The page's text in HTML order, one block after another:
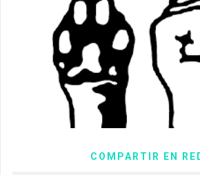
COMPARTIR EN